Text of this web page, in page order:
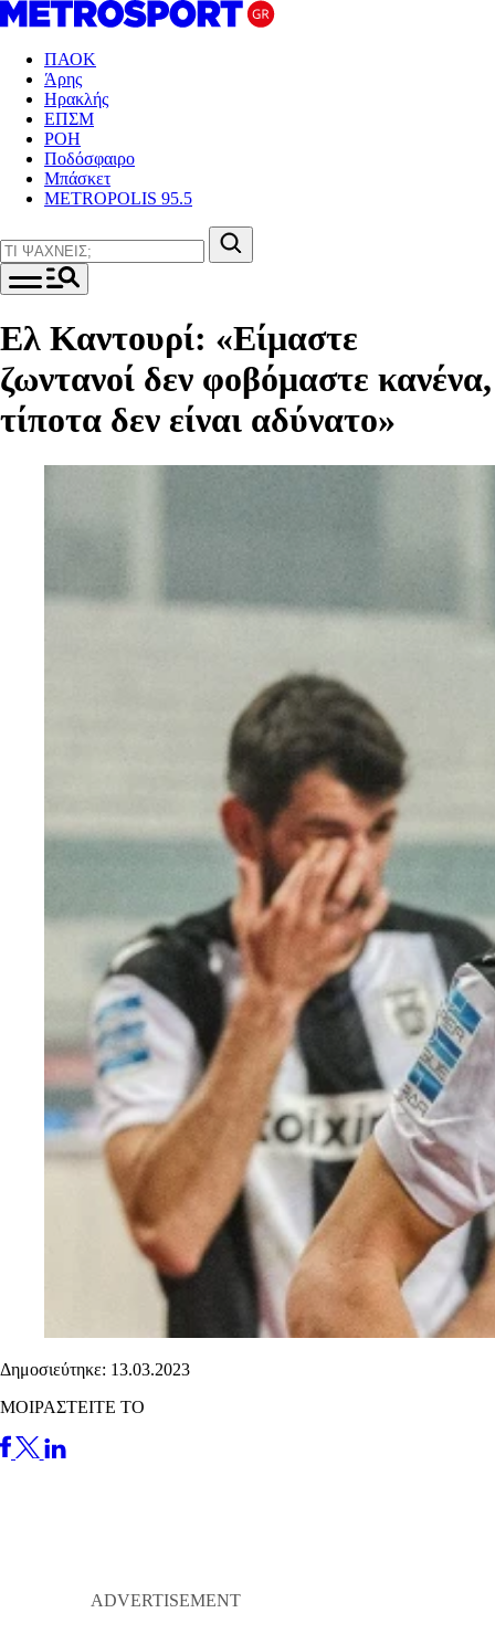
ΠΑΟΚ
Άρης
Ηρακλής
ΕΠΣΜ
ΡΟΗ
Ποδόσφαιρο
Μπάσκετ
METROPOLIS 95.5
Ελ Καντουρί: «Είμαστε
ζωντανοί δεν φοβόμαστε κανένα,
τίποτα δεν είναι αδύνατο»
Δημοσιεύτηκε: 13.03.2023
ΜΟΙΡΑΣΤΕΙΤΕ ΤΟ